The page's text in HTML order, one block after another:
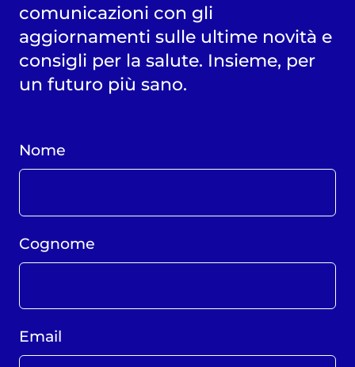
comunicazioni con gli
aggiornamenti sulle ultime novità e
consigli per la salute. Insieme, per
un futuro più sano.
Nome
Cognome
Email